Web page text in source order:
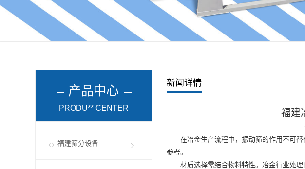
产品中心
PRODU** CENTER
福建筛分设备
新闻详情
福建
在冶金生产流程中，振动筛的作用不可替
参考。
材质选择需结合物料特性。冶金行业处理